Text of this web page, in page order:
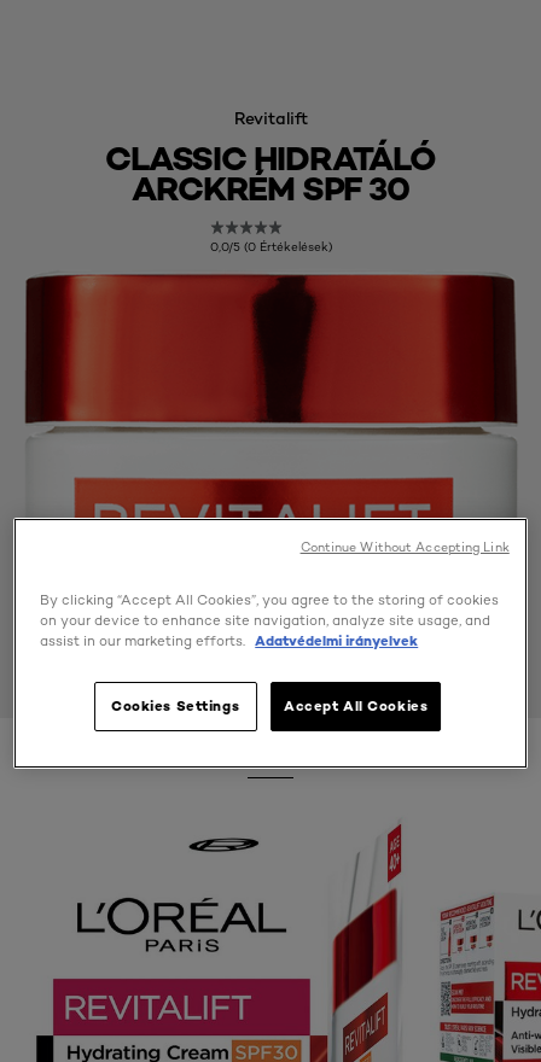
Revitalift
CLASSIC HIDRATÁLÓ
ARCKRÉM SPF 30
0,0/5 (0 Értékelések)
By clicking “Accept All Cookies”, you agree to the storing of cookies
on your device to enhance site navigation, analyze site usage, and
assist in our marketing efforts. Adatvédelmi irányelvek
Cookies Settings Accept All Cookies
Continue Without Accepting Link